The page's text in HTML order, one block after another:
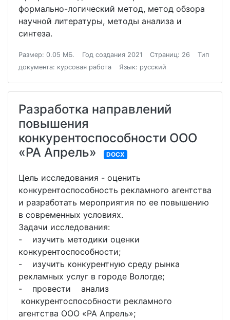
формально-логический метод, метод обзора
научной литературы, методы анализа и
синтеза.
Размер: 0.05 МБ. Год создания 2021 Страниц: 26
Тип
документа: курсовая работа
Язык: русский
Разработка направлений
повышения
конкурентоспособности ООО
«РА Апрель»
DOCX
Цель исследования - оценить
конкурентоспособность рекламного агентства
и разработать мероприятия по ее повышению
в современных условиях.
Задачи исследования:
- изучить методики оценки
конкурентоспособности;
- изучить конкурентную среду рынка
рекламных услуг в городе Вологде;
- провести анализ
конкурентоспособности рекламного
агентства ООО «РА Апрель»;